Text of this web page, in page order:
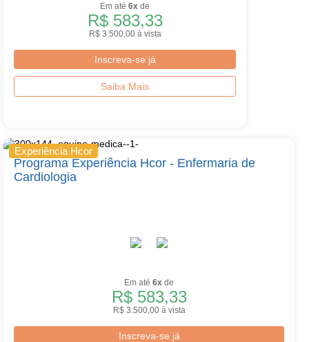
Em até 6x de
R$ 583,33
R$ 3.500,00 à vista
Inscreva-se já
Saiba Mais
Experiência Hcor
Programa Experiência Hcor - Enfermaria de
Cardiologia
Em até 6x de
R$ 583,33
R$ 3.500,00 à vista
Inscreva-se já